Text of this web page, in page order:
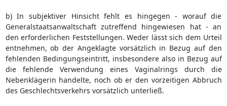
b) In subjektiver Hinsicht fehlt es hingegen - worauf die
Generalstaatsanwaltschaft zutreffend hingewiesen hat - an
den erforderlichen Feststellungen. Weder lässt sich dem Urteil
entnehmen, ob der Angeklagte vorsätzlich in Bezug auf den
fehlenden Bedingungseintritt, insbesondere also in Bezug auf
die fehlende Verwendung eines Vaginalrings durch die
Nebenklägerin handelte, noch ob er den vorzeitigen Abbruch
des Geschlechtsverkehrs vorsätzlich unterließ.